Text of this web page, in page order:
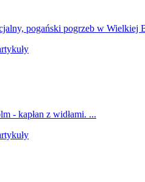
pogański pogrzeb w Wielkiej
- kapłan z widłami. ...